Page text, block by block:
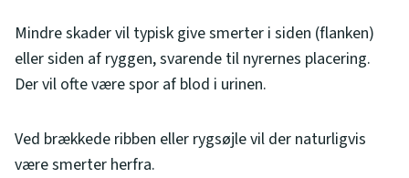
Mindre skader vil typisk give smerter i siden (flanken)
eller siden af ryggen, svarende til nyrernes placering.
Der vil ofte være spor af blod i urinen.
Ved brækkede ribben eller rygsøjle vil der naturligvis
være smerter herfra.